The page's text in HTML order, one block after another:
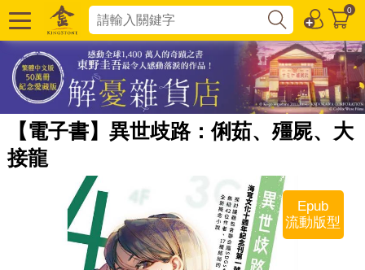
0
【電子書】異世歧路：俐茹、殭屍、大
接龍
Epub
流動版型